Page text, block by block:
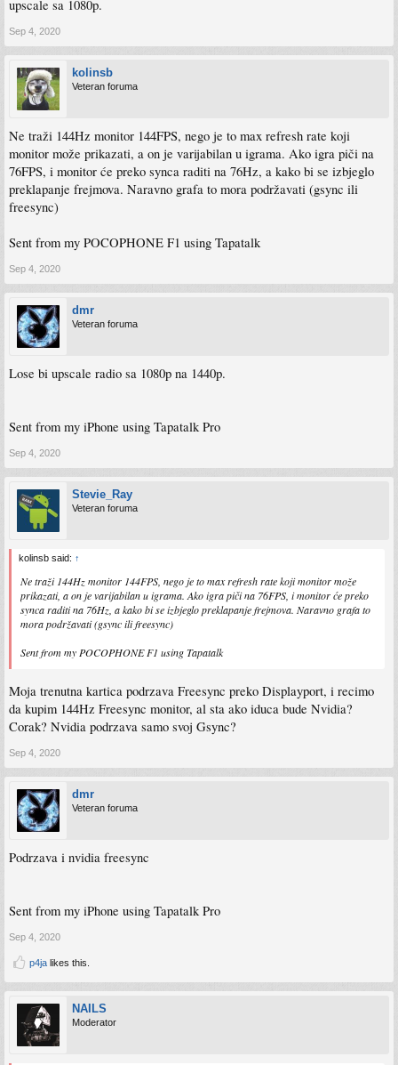
upscale sa 1080p.
Sep 4, 2020
kolinsb
Veteran foruma
Ne traži 144Hz monitor 144FPS, nego je to max refresh rate koji
monitor može prikazati, a on je varijabilan u igrama. Ako igra piči na
76FPS, i monitor će preko synca raditi na 76Hz, a kako bi se izbjeglo
preklapanje frejmova. Naravno grafa to mora podržavati (gsync ili
freesync)
Sent from my POCOPHONE F1 using Tapatalk
Sep 4, 2020
dmr
Veteran foruma
Lose bi upscale radio sa 1080p na 1440p.
Sent from my iPhone using Tapatalk Pro
Sep 4, 2020
Stevie_Ray
Veteran foruma
kolinsb said: ↑
Ne traži 144Hz monitor 144FPS, nego je to max refresh rate koji monitor može
prikazati, a on je varijabilan u igrama. Ako igra piči na 76FPS, i monitor će preko
synca raditi na 76Hz, a kako bi se izbjeglo preklapanje frejmova. Naravno grafa to
mora podržavati (gsync ili freesync)
Sent from my POCOPHONE F1 using Tapatalk
Moja trenutna kartica podrzava Freesync preko Displayport, i recimo
da kupim 144Hz Freesync monitor, al sta ako iduca bude Nvidia?
Corak? Nvidia podrzava samo svoj Gsync?
Sep 4, 2020
dmr
Veteran foruma
Podrzava i nvidia freesync
Sent from my iPhone using Tapatalk Pro
Sep 4, 2020
p4ja likes this.
NAILS
Moderator